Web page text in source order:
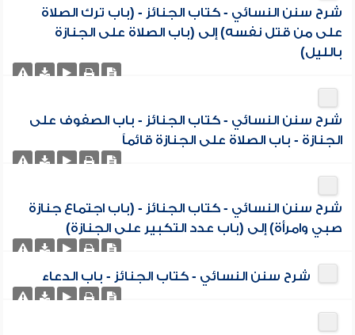
شرح سنن النسائي - كتاب الجنائز - (باب ترك الصلاة
على من قتل نفسه) إلى (باب الصلاة على الجنازة
بالليل)
شرح سنن النسائي - كتاب الجنائز - باب الصفوف على
الجنازة - باب الصلاة على الجنازة قائماً
شرح سنن النسائي - كتاب الجنائز - (باب اجتماع جنازة
صبي وامرأة) إلى (باب عدد التكبير على الجنازة)
شرح سنن النسائي - كتاب الجنائز - باب الدعاء